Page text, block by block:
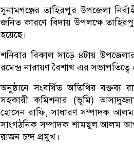
সুনামগঞ্জের তাহিরপুর উপজেলা
জনিত কারণে বিদায় উপলক্ষে
হয়েছে।
শনিবার বিকাল সাড়ে ৪টায়
রমেন্দ্র নারায়ণ বৈশাখ এর
অনুষ্ঠানে সংবর্ধিত অতিথির বক্তব্য
সহকারী কমিশনার (ভূমি)
হোসেন রাফি, সাধারণ সম্পাদক আলম
সাংগঠনিক সম্পাদক শামছুল আলম
রাজন চন্দ প্রমুখ।